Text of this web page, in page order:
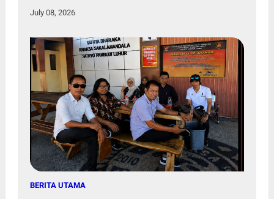
July 08, 2026
BERITA UTAMA